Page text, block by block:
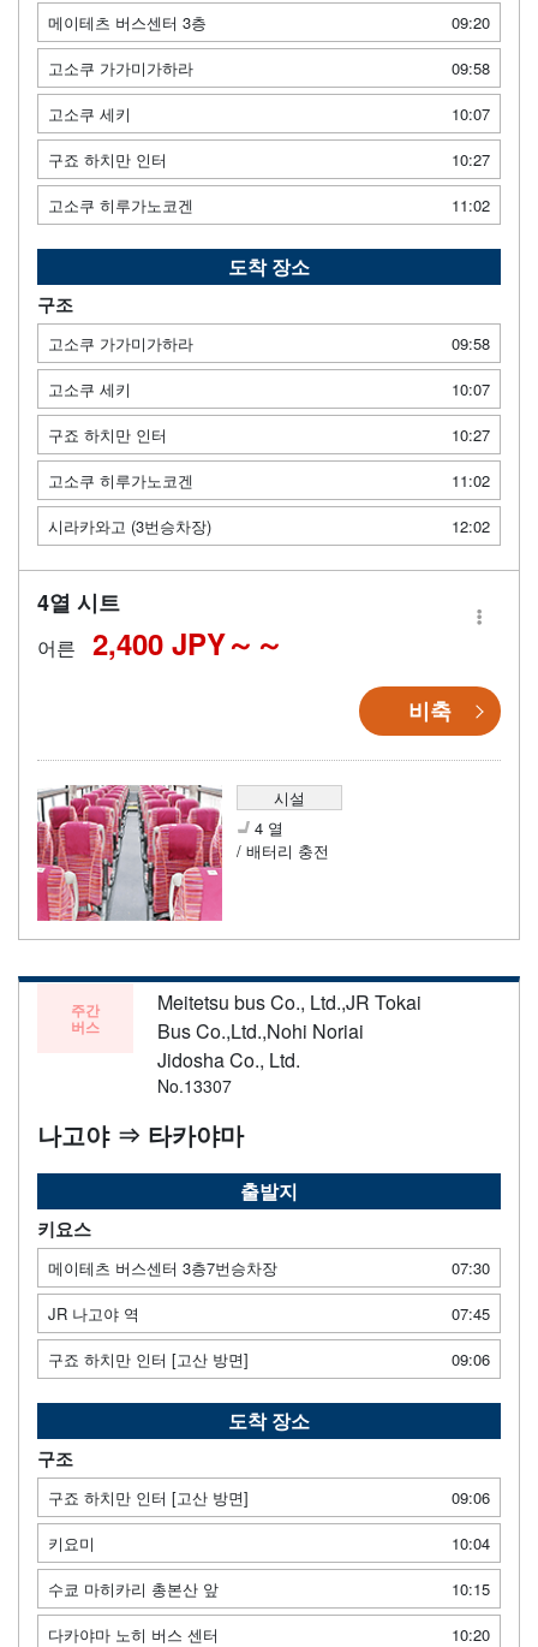
메이테츠 버스센터 3층
09:20
고소쿠 가가미가하라
09:58
고소쿠 세키
10:07
구죠 하치만 인터
10:27
고소쿠 히루가노코겐
11:02
도착 장소
구조
고소쿠 가가미가하라
09:58
고소쿠 세키
10:07
구죠 하치만 인터
10:27
고소쿠 히루가노코겐
11:02
시라카와고 (3번승차장)
12:02
4열 시트
어른 2,400 JPY～
비축
시설
4 열
/ 배터리 충전
주간
버스
Meitetsu bus Co., Ltd.,JR Tokai
Bus Co.,Ltd.,Nohi Noriai
Jidosha Co., Ltd.
No.13307
나고야 ⇒ 타카야마
출발지
키요스
메이테츠 버스센터 3층7번승차장
07:30
JR 나고야 역
07:45
구죠 하치만 인터 [고산 방면]
09:06
도착 장소
구조
구죠 하치만 인터 [고산 방면]
09:06
키요미
10:04
수쿄 마히카리 총본산 앞
10:15
다카야마 노히 버스 센터
10:20